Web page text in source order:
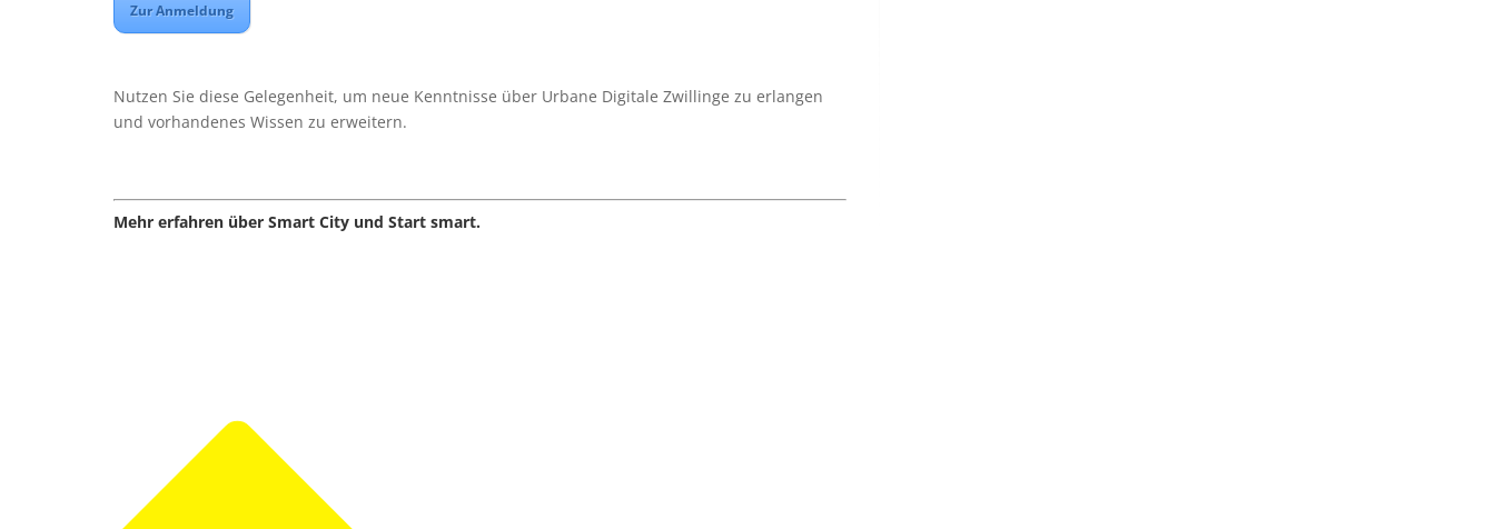
Zur Anmeldung
Nutzen Sie diese Gelegenheit, um neue Kenntnisse über Urbane Digitale Zwillinge zu erlangen
und vorhandenes Wissen zu erweitern.
Mehr erfahren über Smart City und Start smart.